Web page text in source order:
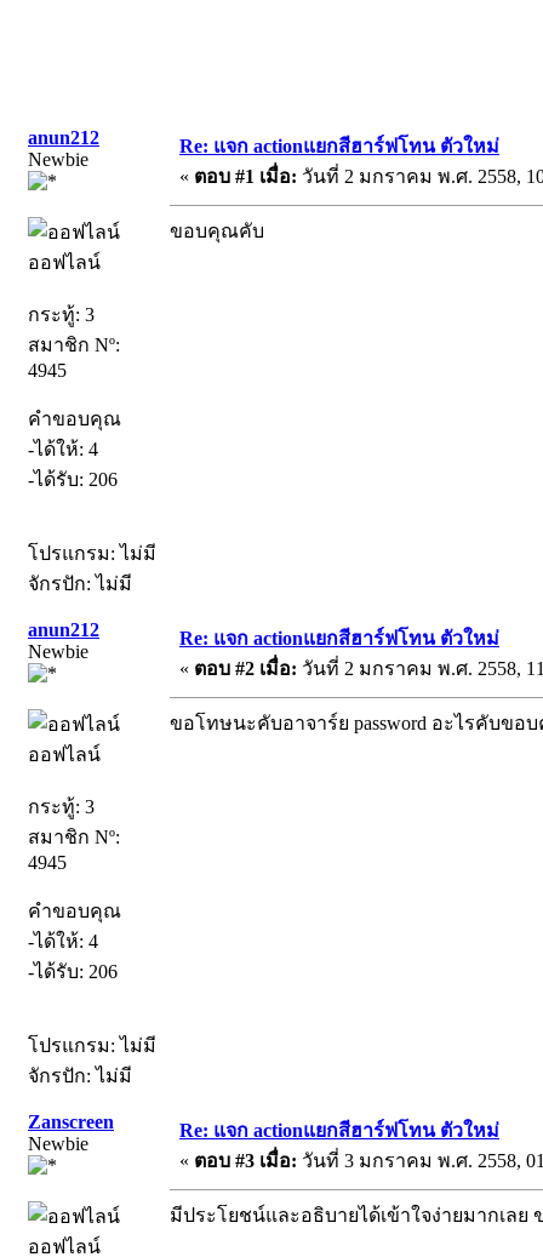
anun212
Newbie
ออฟไลน์
กระทู้: 3
สมาชิก Nº:
4945
คำขอบคุณ
-ได้ให้: 4
-ได้รับ: 206
โปรแกรม: ไม่มี
จักรปัก: ไม่มี
Re: แจก actionแยกสีฮาร์ฟโทน ตัวใหม่
« ตอบ #1 เมื่อ: วันที่ 2 มกราคม พ.ศ. 2558,
ขอบคุณคับ
anun212
Newbie
ออฟไลน์
กระทู้: 3
สมาชิก Nº:
4945
คำขอบคุณ
-ได้ให้: 4
-ได้รับ: 206
โปรแกรม: ไม่มี
จักรปัก: ไม่มี
Re: แจก actionแยกสีฮาร์ฟโทน ตัวใหม่
« ตอบ #2 เมื่อ: วันที่ 2 มกราคม พ.ศ. 2558,
ขอโทษนะคับอาจาร์ย password อะไรคับข
Zanscreen
Newbie
ออฟไลน์
Re: แจก actionแยกสีฮาร์ฟโทน ตัวใหม่
« ตอบ #3 เมื่อ: วันที่ 3 มกราคม พ.ศ. 2558,
มีประโยชน์และอธิบายได้เข้าใจง่ายมากเล